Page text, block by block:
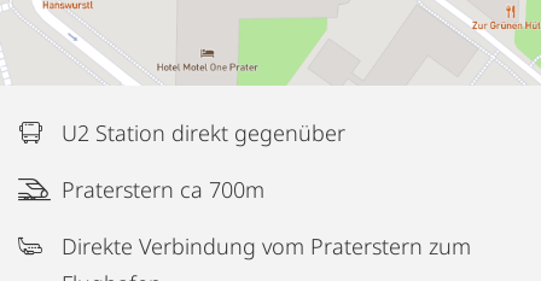
U2 Station direkt gegenüber
Praterstern ca 700m
Direkte Verbindung vom Praterstern zum